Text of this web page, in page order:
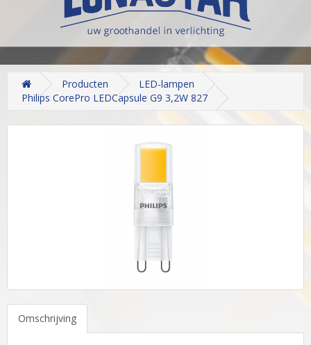
Producten
LED-lampen
Philips CorePro LEDCapsule G9 3,2W 827
Omschrijving